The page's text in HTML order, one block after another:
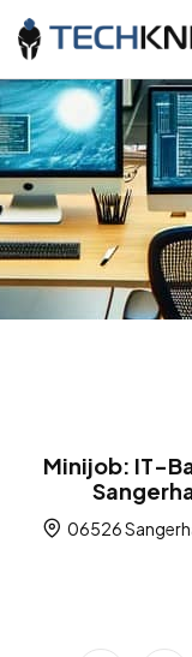
Minijob: IT-
06526